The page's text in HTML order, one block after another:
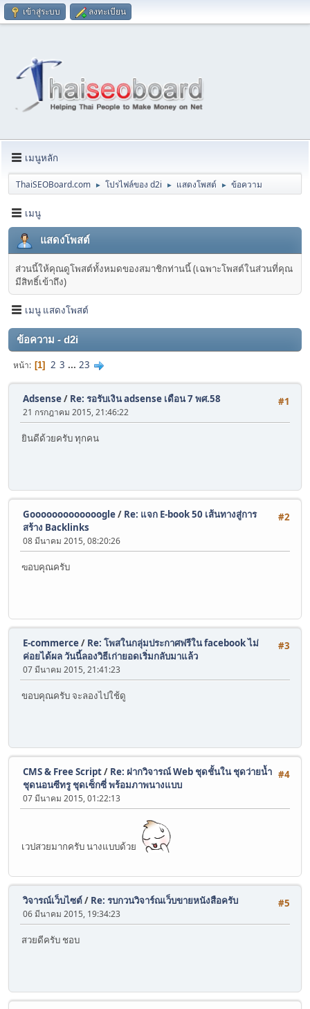
เข้าสู่ระบบ ลงทะเบียน
เมนูหลัก
ThaiSEOBoard.com ► โปรไฟล์ของ d2i ► แสดงโพสต์ ► ข้อความ
เมนู
แสดงโพสต์
ส่วนนี้ให้คุณดูโพสต์ทั้งหมดของสมาชิกท่านนี้ (เฉพาะโพสต์ในส่วนที่คุณ
มีสิทธิ์เข้าถึง)
เมนู แสดงโพสต์
ข้อความ - d2i
หน้า 1 2 3 ... 23
#1
Adsense/ Re: รอรับเงิน adsense เดือน 7 พศ.58
21 กรกฎาคม 2015, 21:46:22
ยินดีด้วยครับ ทุกคน
#2
Gooooooooooooogle/ Re: แจก E-book 50 เส้นทางสู่การ
สร้าง Backlinks
08 มีนาคม 2015, 08:20:26
ฃอบคุณครับ
#3
E-commerce/ Re: โพสในกลุ่มประกาศฟรีใน facebook ไม่
ค่อยได้ผล วันนี้ลองวิธีเก่ายอดเริ่มกลับมาแล้ว
07 มีนาคม 2015, 21:41:23
ขอบคุณครับ จะลองไปใช้ดู
#4
CMS & Free Script/ Re: ฝากวิจารณ์ Web ชุดชั้นใน ชุดว่ายน้ำ
ชุดนอนซีทรู ชุดเซ็กซี่ พร้อมภาพนางแบบ
07 มีนาคม 2015, 01:22:13
เวปสวยมากครับ นางแบบด้วย
#5
วิจารณ์เว็บไซต์/ Re: รบกวนวิจาร์ณเว็บขายหนังสือครับ
06 มีนาคม 2015, 19:34:23
สวยดีครับ ชอบ